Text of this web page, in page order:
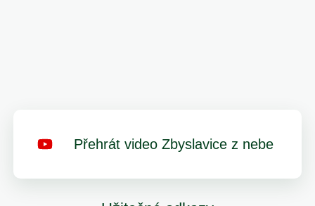
Přehrát video Zbyslavice z nebe